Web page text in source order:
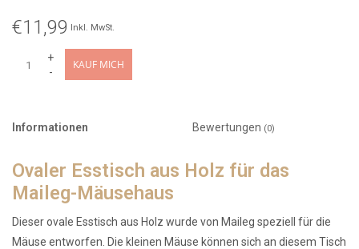
€11,99 Inkl. MwSt.
+
-
KAUF MICH
Informationen Bewertungen (0)
Ovaler Esstisch aus Holz für das
Maileg-Mäusehaus
Dieser ovale Esstisch aus Holz wurde von Maileg speziell für die
Mäuse entworfen. Die kleinen Mäuse können sich an diesem Tisch